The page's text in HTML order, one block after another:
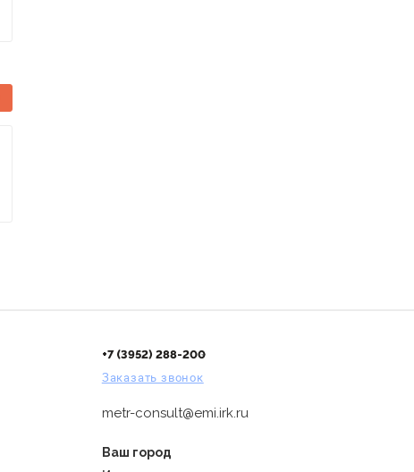
+7 (3952) 288-200
Заказать звонок
metr-consult@emi.irk.ru
Ваш город